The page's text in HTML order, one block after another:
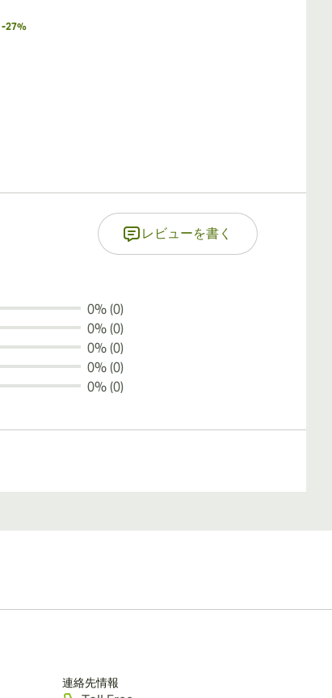
-27%
レビューを書く
0% (0)
0% (0)
0% (0)
0% (0)
0% (0)
連絡先情報